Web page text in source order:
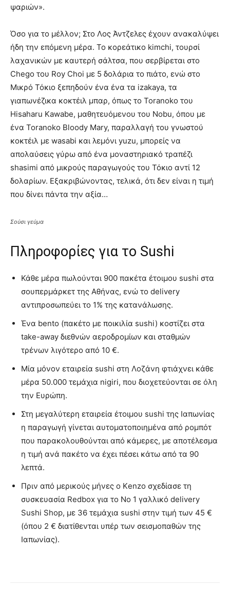
ψαριών».
Όσο για το μέλλον; Στο Λος Άντζελες έχουν ανακαλύψει
ήδη την επόμενη μέρα. Το κορεάτικο kimchi, τουρσί
λαχανικών με καυτερή σάλτσα, που σερβίρεται στο
Chego του Roy Choi με 5 δολάρια το πιάτο, ενώ στο
Μικρό Τόκιο ξεπηδούν ένα ένα τα izakaya, τα
γιαπωνέζικα κοκτέιλ μπαρ, όπως το Toranoko του
Hisaharu Kawabe, μαθητευόμενου του Νobu, όπου με
ένα Toranoko Bloody Mary, παραλλαγή του γνωστού
κοκτέιλ με wasabi και λεμόνι yuzu, μπορείς να
απολαύσεις γύρω από ένα μοναστηριακό τραπέζι
shasimi από μικρούς παραγωγούς του Τόκιο αντί 12
δολαρίων. Εξακριβώνοντας, τελικά, ότι δεν είναι η τιμή
που δίνει πάντα την αξία…
Σούσι γεύμα
Πληροφορίες για το Sushi
Κάθε μέρα πωλούνται 900 πακέτα έτοιμου sushi στα
σουπερμάρκετ της Αθήνας, ενώ το delivery
αντιπροσωπεύει το 1% της κατανάλωσης.
Ένα bento (πακέτο με ποικιλία sushi) κοστίζει στα
take-away διεθνών αεροδρομίων και σταθμών
τρένων λιγότερο από 10 €.
Μία μόνον εταιρεία sushi στη Λοζάνη φτιάχνει κάθε
μέρα 50.000 τεμάχια nigiri, που διοχετεύονται σε όλη
την Ευρώπη.
Στη μεγαλύτερη εταιρεία έτοιμου sushi της Ιαπωνίας
η παραγωγή γίνεται αυτοματοποιημένα από ρομπότ
που παρακολουθούνται από κάμερες, με αποτέλεσμα
η τιμή ανά πακέτο να έχει πέσει κάτω από τα 90
λεπτά.
Πριν από μερικούς μήνες ο Κenzo σχεδίασε τη
συσκευασία Redbox για το Νο 1 γαλλικό delivery
Sushi Shop, με 36 τεμάχια sushi στην τιμή των 45 €
(όπου 2 € διατίθενται υπέρ των σεισμοπαθών της
Ιαπωνίας).